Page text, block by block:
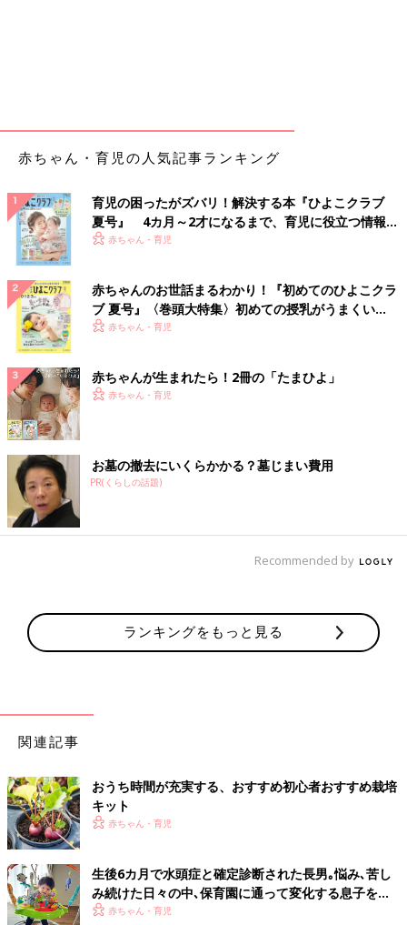
水やりはどうしたらいい？
目安は、春秋は1日2回、夏は1日3回、冬は2日に1回（常緑樹は1
水やりは、細かい穴の開いたハス口付きのジョウロやホースのシ
ャワーで根元に届くように四方八方から満遍なくかけて、鉢底穴
から水が流れ出るまでたっぷりと与えます。
春秋は朝と昼過ぎ、夏は朝昼晩のタイミングで与えます。
日中は外出していて水やりできない方は、受け皿を置いて鉢底穴
から水を吸えるようにします。また、ホームセンターなどで売ら
赤ちゃん・育児の人気記事ランキング
育児の困ったがズバリ！解決する本『ひよこクラブ
夏号』 4カ月～2才になるまで、育児に役立つ情報が
いっぱい！
赤ちゃん・育児
赤ちゃんのお世話まるわかり！『初めてのひよこクラ
ブ 夏号』〈巻頭大特集〉初めての授乳がうまくい
く！ おっぱい・ミルクの基本と夏のトラブル 解決テ
赤ちゃん・育児
赤ちゃんが生まれたら！2冊の「たまひよ」
赤ちゃん・育児
お墓の撤去にいくらかかる？墓じまい費用
PR(くらしの話題)
Recommended by
ランキングをもっと見る
関連記事
おうち時間が充実する、おすすめ初心者おすすめ栽培
キット
赤ちゃん・育児
生後6カ月で水頭症と確定診断された長男｡悩み､苦し
み続けた日々の中､保育園に通って変化する息子を見
て･･･【X連鎖性遺伝性水頭症】
赤ちゃん・育児